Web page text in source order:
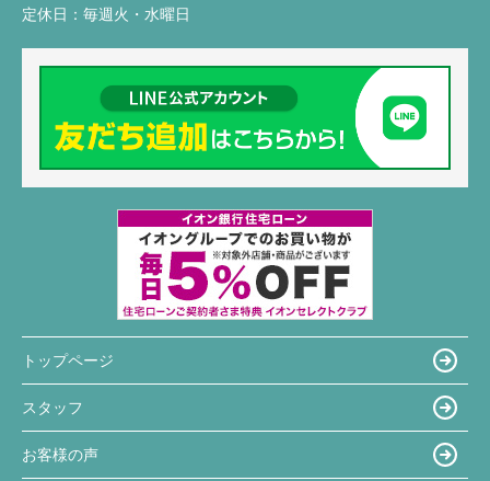
定休日： 毎週火・水曜日
トップページ
スタッフ
お客様の声